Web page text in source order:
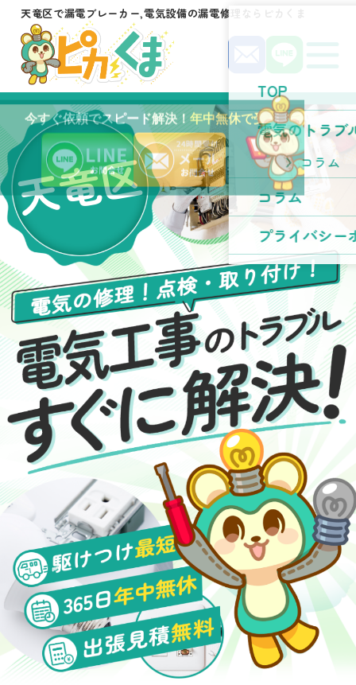
天竜区で漏電ブレーカー,電気設備の漏電修理ならピカくま
TOP
電気のトラブ
コラム
コラム
プライバシー
天竜区
今すぐ依頼でスピード解決！年中無休で受付中！